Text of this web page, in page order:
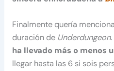
Finalmente quería
duración de Underdungeon.
ha llevado más o menos
llegar hasta las 6 si sois